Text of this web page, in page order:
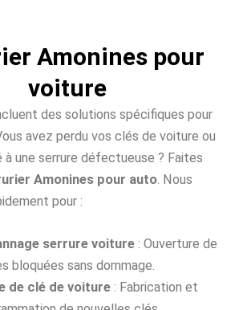
Amonines pour
voiture
des solutions spécifiques pour
avez perdu vos clés de voiture ou
une serrure défectueuse ? Faites
Amonines pour auto . Nous
pour :
serrure voiture : Ouverture de
bloquées sans dommage.
de clé de voiture : Fabrication et